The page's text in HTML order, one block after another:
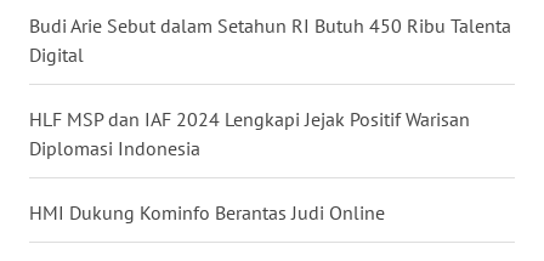
Budi Arie Sebut dalam Setahun RI Butuh 450 Ribu Talenta
Digital
HLF MSP dan IAF 2024 Lengkapi Jejak Positif Warisan
Diplomasi Indonesia
HMI Dukung Kominfo Berantas Judi Online
WN
NUSANTARA
WN
JOGJA
WN